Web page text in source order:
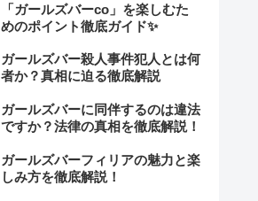
「ガールズバーco」を楽しむた
めのポイント徹底ガイド✨
ガールズバー殺人事件犯人とは何
者か？真相に迫る徹底解説
ガールズバーに同伴するのは違法
ですか？法律の真相を徹底解説！
ガールズバーフィリアの魅力と楽
しみ方を徹底解説！